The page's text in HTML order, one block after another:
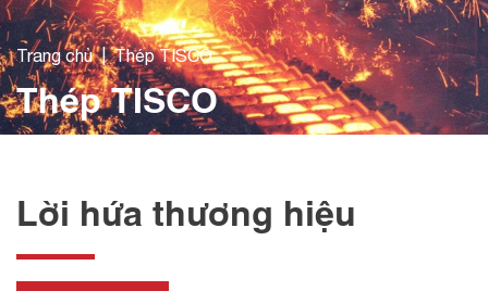
Trang chủ Thép TISCO
Thép TISCO
Lời hứa thương hiệu